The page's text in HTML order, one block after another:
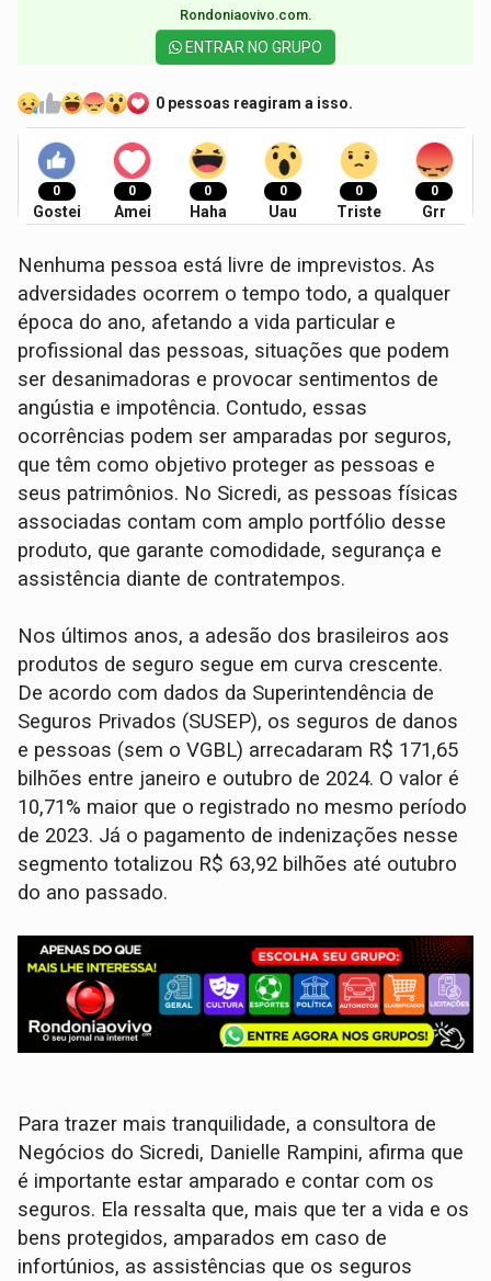
Rondoniaovivo.com.​
ENTRAR NO GRUPO
0 pessoas reagiram a isso.
0
Gostei
0
Amei
0
Haha
0
Uau
0
Triste
0
Grr
Nenhuma pessoa está livre de imprevistos. As
adversidades ocorrem o tempo todo, a qualquer
época do ano, afetando a vida particular e
profissional das pessoas, situações que podem
ser desanimadoras e provocar sentimentos de
angústia e impotência. Contudo, essas
ocorrências podem ser amparadas por seguros,
que têm como objetivo proteger as pessoas e
seus patrimônios. No Sicredi, as pessoas físicas
associadas contam com amplo portfólio desse
produto, que garante comodidade, segurança e
assistência diante de contratempos.
Nos últimos anos, a adesão dos brasileiros aos
produtos de seguro segue em curva crescente.
De acordo com dados da Superintendência de
Seguros Privados (SUSEP), os seguros de danos
e pessoas (sem o VGBL) arrecadaram R$ 171,65
bilhões entre janeiro e outubro de 2024. O valor é
10,71% maior que o registrado no mesmo período
de 2023. Já o pagamento de indenizações nesse
segmento totalizou R$ 63,92 bilhões até outubro
do ano passado.
Para trazer mais tranquilidade, a consultora de
Negócios do Sicredi, Danielle Rampini, afirma que
é importante estar amparado e contar com os
seguros. Ela ressalta que, mais que ter a vida e os
bens protegidos, amparados em caso de
infortúnios, as assistências que os seguros